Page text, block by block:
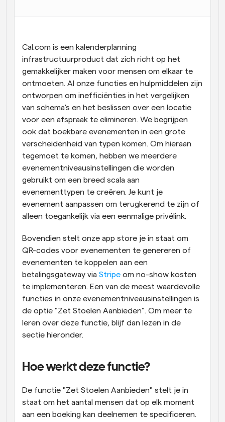
Supercharged planning met AI-gestuurde
Workflow
Blog
Blijf op de hoogte van het laatste nieuws en updates
Instant Vergaderingen
Ontmoet cliënten binnen enkele minuten
Dynamische Groep Links
Boek naadloos vergaderingen met meerdere mensen
Webhooks
Ontvang een melding wanneer er iets gebeurt
Cal.com is een kalenderplanning
infrastructuurproduct dat zich richt op het
gemakkelijker maken voor mensen om elkaar te
ontmoeten. Al onze functies en hulpmiddelen zijn
ontworpen om inefficiënties in het vergelijken
van schema's en het beslissen over een locatie
voor een afspraak te elimineren. We begrijpen
ook dat boekbare evenementen in een grote
verscheidenheid van typen komen. Om hieraan
tegemoet te komen, hebben we meerdere
evenementniveausinstellingen die worden
gebruikt om een breed scala aan
evenementtypen te creëren. Je kunt je
evenement aanpassen om terugkerend te zijn of
alleen toegankelijk via een eenmalige privélink.
Bovendien stelt onze app store je in staat om
QR-codes voor evenementen te genereren of
evenementen te koppelen aan een
betalingsgateway via Stripe om no-show kosten
te implementeren. Een van de meest waardevolle
functies in onze evenementniveausinstellingen is
de optie "Zet Stoelen Aanbieden". Om meer te
leren over deze functie, blijf dan lezen in de
sectie hieronder.
Hoe werkt deze functie?
De functie "Zet Stoelen Aanbieden" stelt je in
staat om het aantal mensen dat op elk moment
aan een boeking kan deelnemen te specificeren.